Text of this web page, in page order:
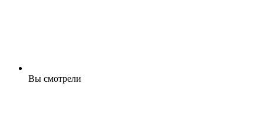
Вы смотрели